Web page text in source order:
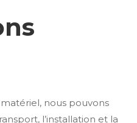
nous pouvons
l’installation et la